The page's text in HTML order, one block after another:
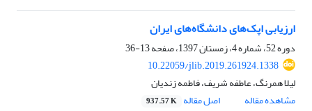
ارزیابی اپک‌های دانشگاه‌های ایران
دوره 52، شماره 4، زمستان 1397، صفحه
13-36
10.22059/jlib.2019.261924.1338
لیلا همرنگ، عاطفه شریف، فاطمه زندیان
مشاهده مقاله
اصل مقاله 937.57 K